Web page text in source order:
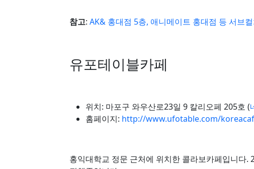
참고: AK& 홍대점 5층, 애니메이트 홍대점 등 서브
유포테이블카페
위치: 마포구 와우산로23일 9 칼리오페 205호 (
홈페이지: http://www.ufotable.com/
홍익대학교 정문 근처에 위치한 콜라보카페입니다